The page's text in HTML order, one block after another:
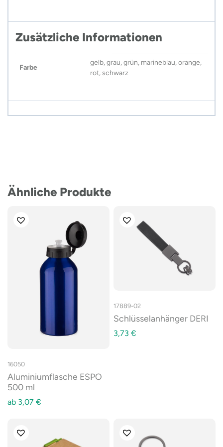
Zusätzliche Informationen
Farbe
gelb, grau, grün, marineblau, orange,
rot, schwarz
Ähnliche Produkte
16050
Aluminiumflasche ESPO
500 ml
ab 3,07 €
17889-02
Schlüsselanhänger DERI
3,73 €